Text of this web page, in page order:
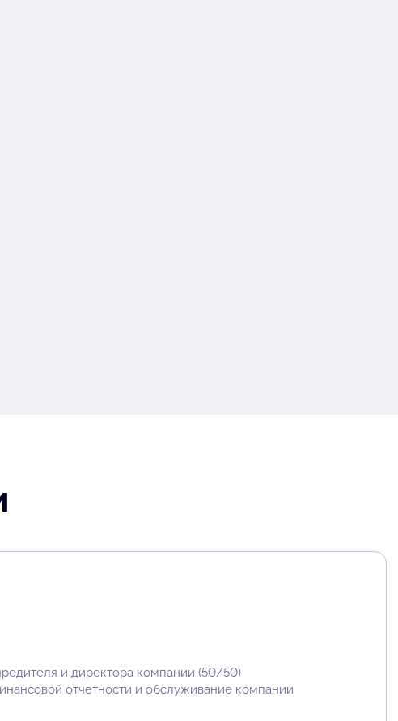
и директора компании (50/50)
отчетности и обслуживание компании